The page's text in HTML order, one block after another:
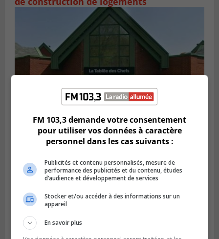
VIEUX-LONGUEUIL
Publié le 28 juillet 2026 à 07h44
La Tablée des chefs obtient un appui
financier pour poursuivre sa mission
FM 103,3 demande votre consentement
pour utiliser vos données à caractère
personnel dans les cas suivants :
Publicités et contenu personnalisés, mesure de
performance des publicités et du contenu, études
d’audience et développement de services
Stocker et/ou accéder à des informations sur un
appareil
En savoir plus